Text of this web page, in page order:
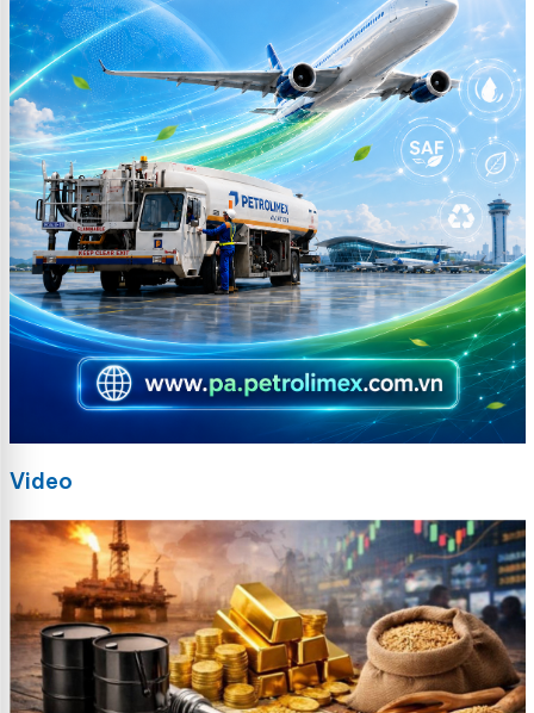
Video